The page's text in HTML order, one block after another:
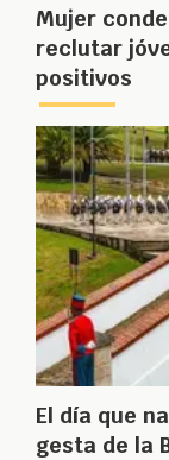
Mujer
reclutar
positivos
El día que
gesta de la